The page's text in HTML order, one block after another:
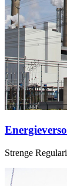
Strenge